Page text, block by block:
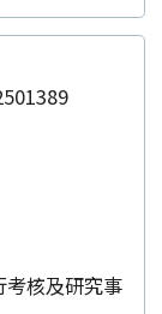
核及研究事